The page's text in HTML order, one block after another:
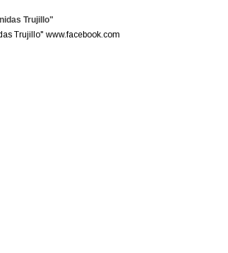
Trujillo"
Trujillo" www.facebook.com